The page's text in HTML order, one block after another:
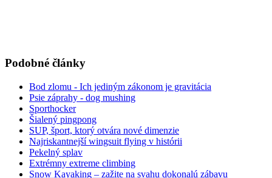
Podobné články
Bod zlomu - Ich jediným zákonom je gravitácia
Psie záprahy - dog mushing
Sporthocker
Šialený pingpong
SUP, šport, ktorý otvára nové dimenzie
Najriskantnejší wingsuit flying v histórii
Pekelný splav
Extrémny extreme climbing
Snow Kayaking – zažite na svahu dokonalú zábavu